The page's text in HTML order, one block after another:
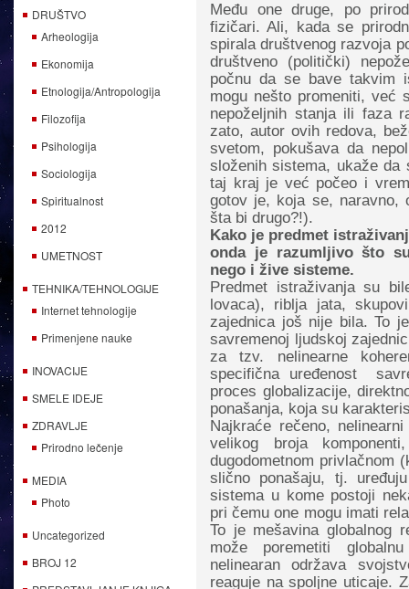
DRUŠTVO
Arheologija
Ekonomija
Etnologija/Antropologija
Filozofija
Psihologija
Sociologija
Spiritualnost
2012
UMETNOST
TEHNIKA/TEHNOLOGIJE
Internet tehnologije
Primenjene nauke
INOVACIJE
SMELE IDEJE
ZDRAVLJE
Prirodno lečenje
MEDIA
Photo
Uncategorized
BROJ 12
Među one druge, po
fizičari. Ali, kada se
spirala društvenog razvoja
društveno (politički)
počnu da se bave takvim
mogu nešto promeniti, već
nepoželjnih stanja ili faza
zato, autor ovih redova,
svetom, pokušava da
složenih sistema, ukaže
taj kraj je već počeo i
gotov je, koja se, naravno,
šta bi drugo?!).
Kako je predmet
onda je razumljivo što
nego i žive sisteme.
Predmet istraživanja su
lovaca), riblja jata,
zajednica još nije bila. To
savremenoj ljudskoj
za tzv. nelinearne
specifična uređenost
proces globalizacije,
ponašanja, koja su
Najkraće rečeno,
velikog broja
dugodometnom privlačnom
slično ponašaju, tj.
sistema u kome postoji
pri čemu one mogu imati
To je mešavina globalnog
može poremetiti
nelinearan održava
reaguje na spoljne uticaje.